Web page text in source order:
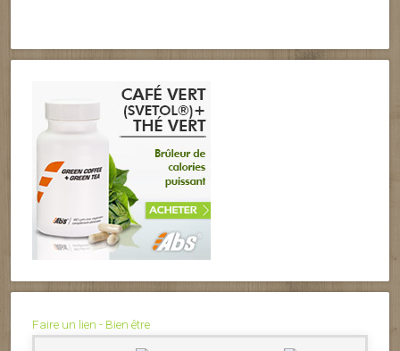
Faire un lien - Bien être